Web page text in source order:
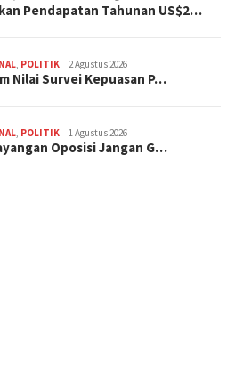
Pendapatan Tahunan US$2…
, POLITIK 2 Agustus 2026
Nilai Survei Kepuasan P…
, POLITIK 1 Agustus 2026
Oposisi Jangan G…